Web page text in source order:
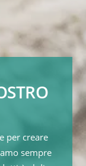
per creare
sempre